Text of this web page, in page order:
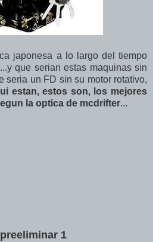
japonesa a lo largo del tiempo
que serian estas maquinas sin
seria un FD sin su motor rotativo,
estan, estos son, los mejores
la optica de mcdrifter...
1